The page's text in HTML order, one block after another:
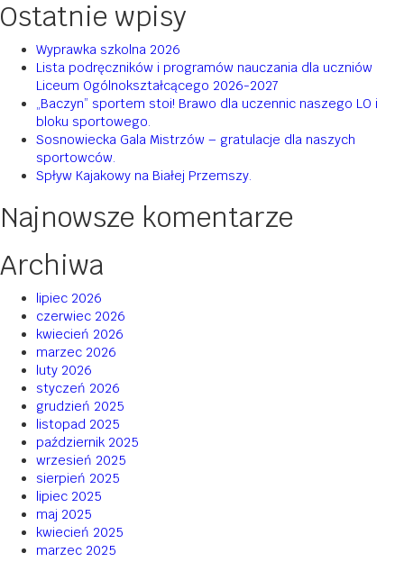
Ostatnie wpisy
Wyprawka szkolna 2026
Lista podręczników i programów nauczania dla uczniów
Liceum Ogólnokształcącego 2026-2027
„Baczyn” sportem stoi! Brawo dla uczennic naszego LO i
bloku sportowego.
Sosnowiecka Gala Mistrzów – gratulacje dla naszych
sportowców.
Spływ Kajakowy na Białej Przemszy.
Najnowsze komentarze
Archiwa
lipiec 2026
czerwiec 2026
kwiecień 2026
marzec 2026
luty 2026
styczeń 2026
grudzień 2025
listopad 2025
październik 2025
wrzesień 2025
sierpień 2025
lipiec 2025
maj 2025
kwiecień 2025
marzec 2025